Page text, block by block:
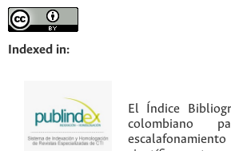
Indexed in:
El Índice
colombiano